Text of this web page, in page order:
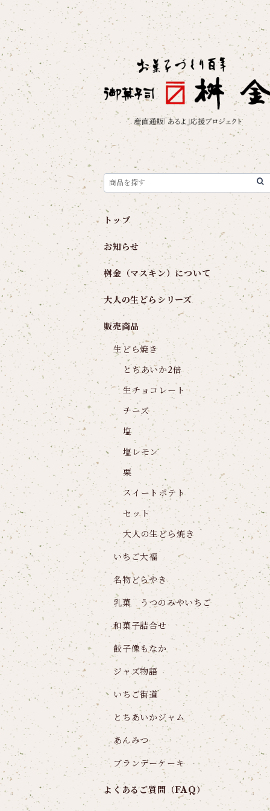
トップ
お知らせ
桝金（マスキン）について
大人の生どらシリーズ
販売商品
生どら焼き
とちあいか2倍
生チョコレート
チーズ
塩
塩レモン
栗
スイートポテト
セット
大人の生どら焼き
いちご大福
名物どらやき
乳菓 うつのみやいちご
和菓子詰合せ
餃子像もなか
ジャズ物語
いちご街道
とちあいかジャム
あんみつ
ブランデーケーキ
よくあるご質問（FAQ）